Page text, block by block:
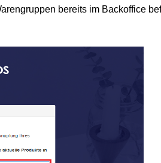
bereits im Backoffice